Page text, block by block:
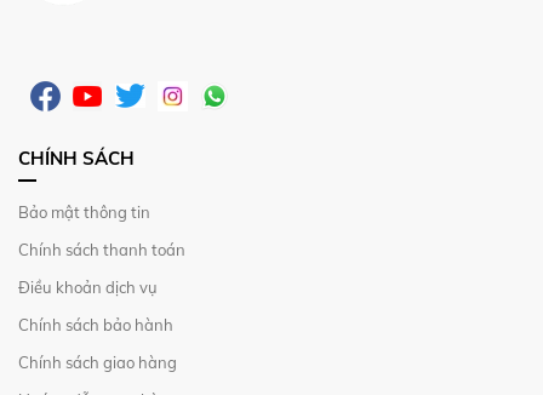
CHÍNH SÁCH
Bảo mật thông tin
Chính sách thanh toán
Điều khoản dịch vụ
Chính sách bảo hành
Chính sách giao hàng